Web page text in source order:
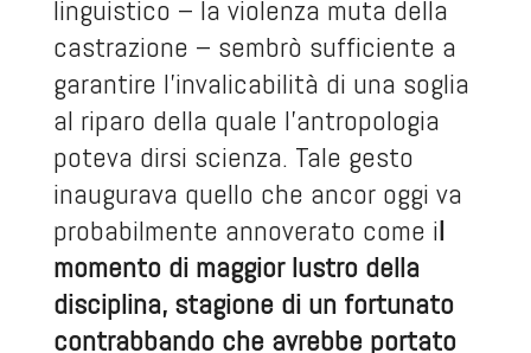
linguistico – la violenza muta della
castrazione – sembrò sufficiente a
garantire l’invalicabilità di una soglia
al riparo della quale l’antropologia
poteva dirsi scienza. Tale gesto
inaugurava quello che ancor oggi va
probabilmente annoverato come il
momento di maggior lustro della
disciplina, stagione di un fortunato
contrabbando che avrebbe portato